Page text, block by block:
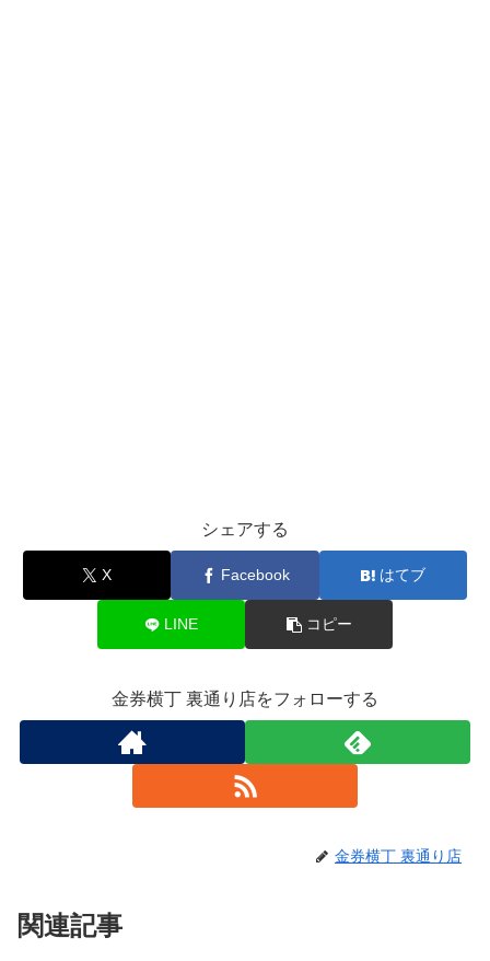
シェアする
X Facebook はてブ
LINE コピー
金券横丁 裏通り店をフォローする
金券横丁 裏通り店
関連記事